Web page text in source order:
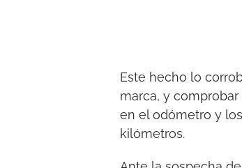
Este hecho lo
marca, y
en el odómetro y
kilómetros.